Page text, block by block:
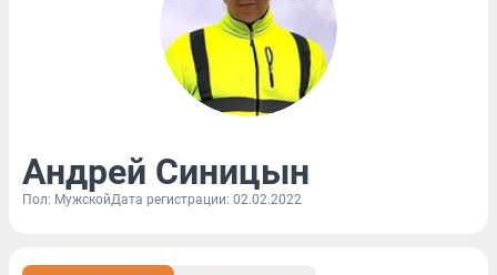
Андрей Синицын
Пол: МужскойДата регистрации: 02.02.2022